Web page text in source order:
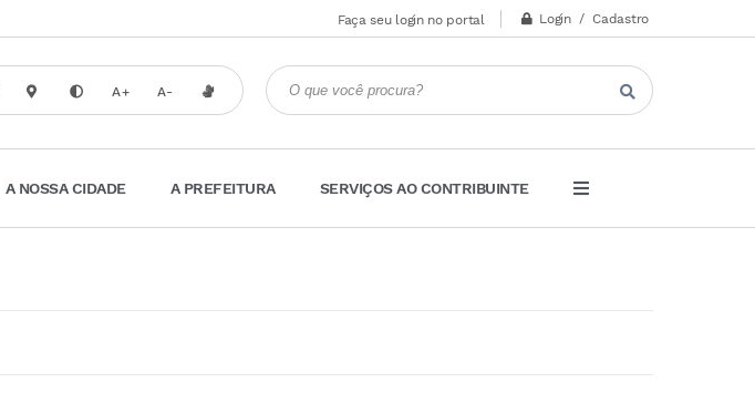
Faça seu login no portal Login / Cadastro
A+ A-
A NOSSA CIDADE A PREFEITURA SERVIÇOS AO CONTRIBUINTE